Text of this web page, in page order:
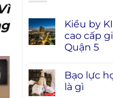
Kiều by
cao cấp
Quận 5
Bạo lực
là gì